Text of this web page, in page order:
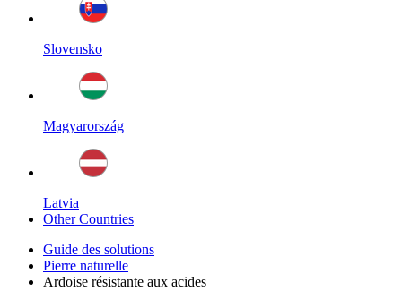
Slovensko
Magyarország
Latvia
Other Countries
Guide des solutions
Pierre naturelle
Ardoise résistante aux acides